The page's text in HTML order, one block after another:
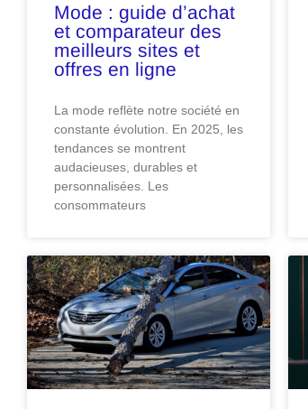
Mode : guide d’achat
et comparateur des
meilleurs sites et
offres en ligne
La mode reflète notre société en
constante évolution. En 2025, les
tendances se montrent
audacieuses, durables et
personnalisées. Les
consommateurs